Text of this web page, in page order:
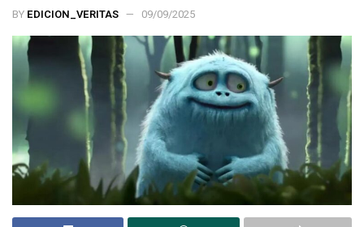
BY EDICION_VERITAS 09/09/2025